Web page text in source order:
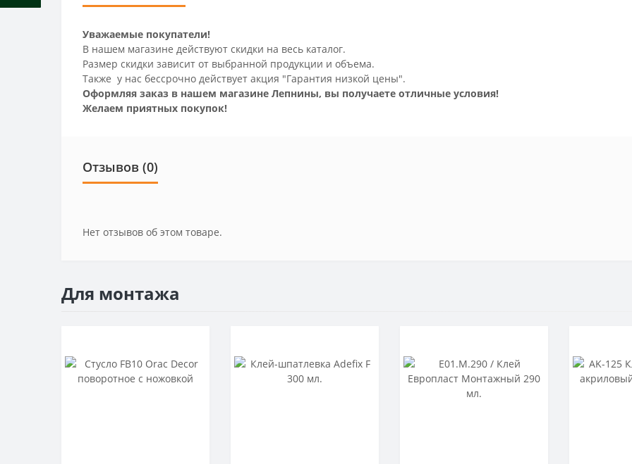
Уважаемые покупатели!
В нашем магазине действуют скидки на весь каталог.
Размер скидки зависит от выбранной продукции и объема.
Также у нас бессрочно действует акция "Гарантия низкой цены".
Оформляя заказ в нашем магазине Лепнины, вы получаете отличные условия!
Желаем приятных покупок!
Отзывов (0)
Нет отзывов об этом товаре.
Для монтажа